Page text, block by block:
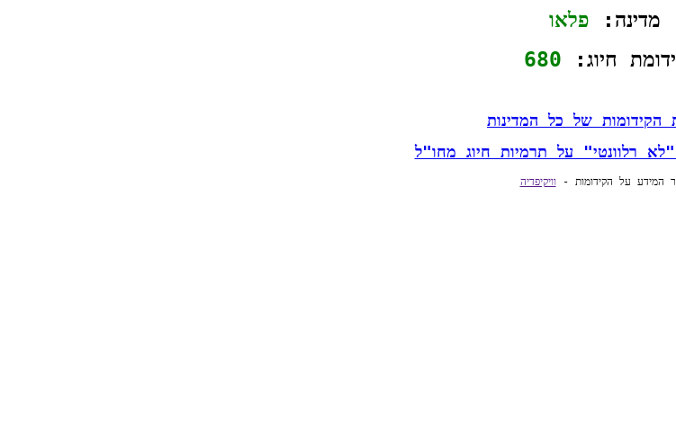
מדינה: פלאו
חיוג: 680
הקידומות של כל המדינות
רלוונטי" על תרמיות חיוג מחו"ל
המידע על הקידומות - וויקיפדיה